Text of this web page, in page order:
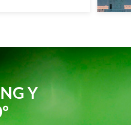
Y